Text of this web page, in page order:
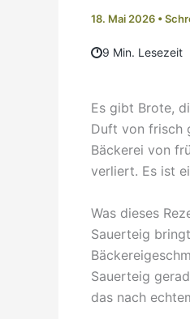
18. Mai 2026 •
9 Min. Lesezeit
Es gibt Brote,
Duft von frisch
Bäckerei von
verliert. Es ist
Was dieses
Sauerteig
Sauerteig
das nach